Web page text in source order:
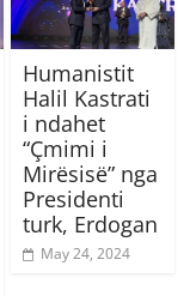
Humanistit
Halil Kastrati
i ndahet
“Çmimi i
Mirësisë” nga
Presidenti
turk, Erdogan
May 24, 2024